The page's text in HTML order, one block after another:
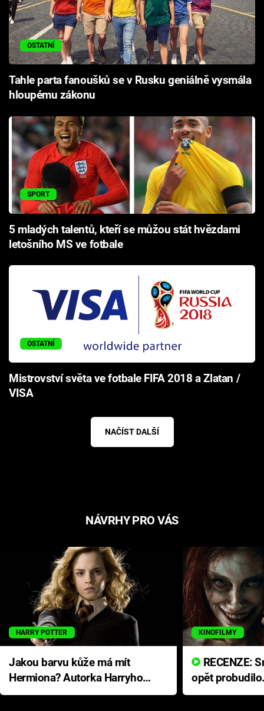
Přihlášení
Sledujte nás
OSTATNÍ
Tahle parta fanoušků se v Rusku geniálně vysmála
hloupému zákonu
SPORT
5 mladých talentů, kteří se můžou stát hvězdami
letošního MS ve fotbale
OSTATNÍ
Mistrovství světa ve fotbale FIFA 2018 a Zlatan /
VISA
NAČÍST DALŠÍ
NÁVRHY PRO VÁS
HARRY POTTER
Jakou barvu kůže má mít
Hermiona? Autorka Harryho
Pottera přišla s ráznou
KINOFILMY
opět
přichází s